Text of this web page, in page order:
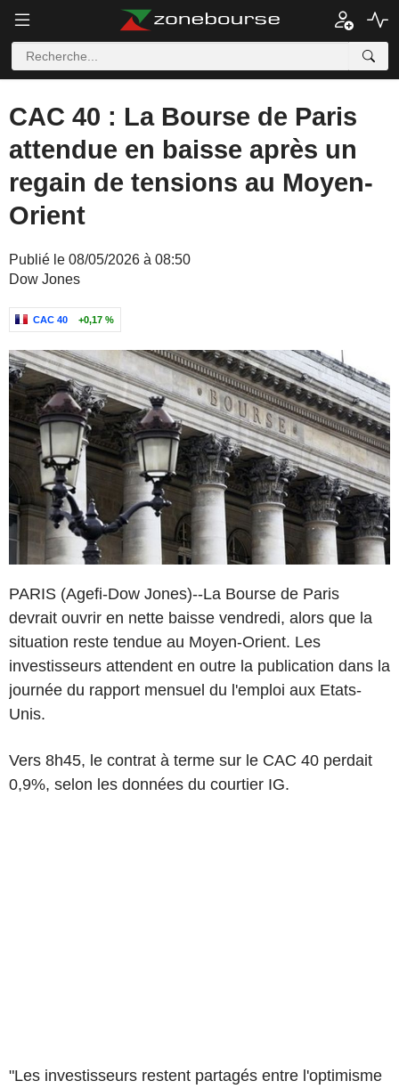
CAC 40 : La Bourse de Paris
attendue en baisse après un
regain de tensions au Moyen-
Orient
Publié le 08/05/2026 à 08:50
Dow Jones
CAC 40 +0,17 %
PARIS (Agefi-Dow Jones)--La Bourse de Paris
devrait ouvrir en nette baisse vendredi, alors que la
situation reste tendue au Moyen-Orient. Les
investisseurs attendent en outre la publication dans la
journée du rapport mensuel du l'emploi aux Etats-
Unis.
Vers 8h45, le contrat à terme sur le CAC 40 perdait
0,9%, selon les données du courtier IG.
"Les investisseurs restent partagés entre l'optimisme